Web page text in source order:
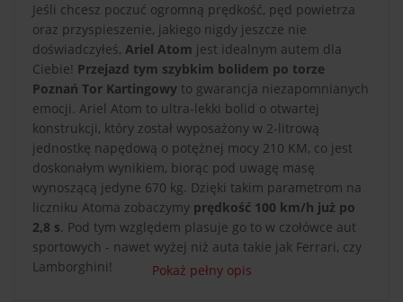
Jeśli chcesz poczuć ogromną prędkość, pęd powietrza
oraz przyspieszenie, jakiego nigdy jeszcze nie
doświadczyłeś, Ariel Atom jest idealnym autem dla
Ciebie! Przejazd tym szybkim bolidem po torze
Poznań Tor Kartingowy to gwarancja niezapomnianych
emocji. Ariel Atom to ultra-lekki bolid o otwartej
konstrukcji, który został wyposażony w 2-litrową
jednostkę napędową o potężnej mocy 210 KM, co jest
doskonałym wynikiem, biorąc pod uwagę masę
wynoszącą jedyne 670 kg. Dzięki takim parametrom na
liczniku Atoma zobaczymy prędkość 100 km/h już po
2,8 s. Pod tym względem plasuje go to w czołówce aut
sportowych - nawet wyżej niż auta takie jak Ferrari, czy
Lamborghini!
Pokaż pełny opis